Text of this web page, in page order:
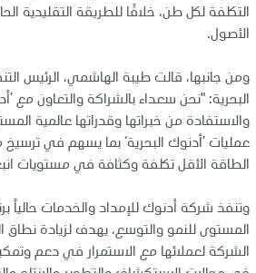
التكلفة لكل طن، خلافًا للطريقة التقليدية
الأصول.
ومن جانبها، قالت طيبة الهاشمي، الرئيس
البحرية: "نحن سعداء بالشراكة والتعاون مع
والاستفادة من خبراتها وقدراتها عالمية
عمليات ’أدنوك البحرية‘ بما يسهم في ترسيخ
الطاقة الأقل تكلفة وكثافة في مستويات
وتنفذ شركة أدنوك للإمداد والخدمات حالياً
المستوى للنمو والتوسع، يهدف لزيادة
الشركة لعملائها مع الاستمرار في دعم